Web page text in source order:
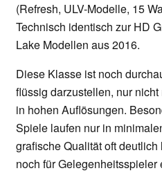
(Refresh, ULV-Modelle, 15
Technisch identisch zur HD
Lake Modellen aus 2016.
Diese Klasse ist noch
flüssig darzustellen, nur
in hohen Auflösungen.
Spiele laufen nur in
grafische Qualität oft
noch für